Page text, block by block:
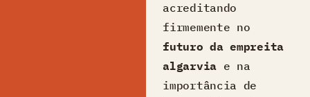
acreditando
firmemente no
futuro da empreita
algarviae na
importância de